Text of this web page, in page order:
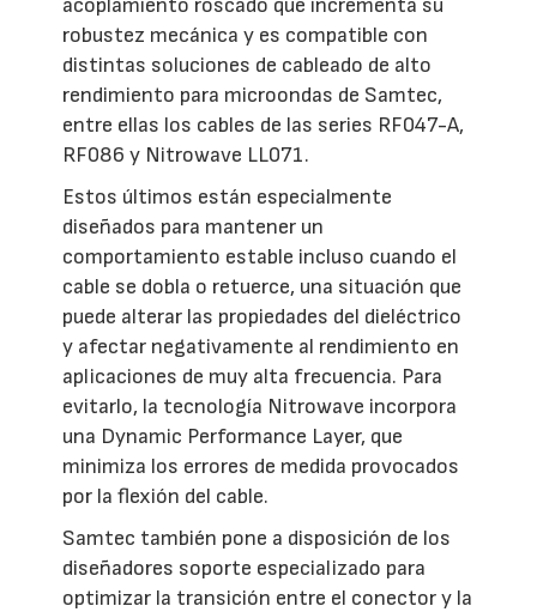
acoplamiento roscado que incrementa su
robustez mecánica y es compatible con
distintas soluciones de cableado de alto
rendimiento para microondas de Samtec,
entre ellas los cables de las series RF047-A,
RF086 y Nitrowave LL071.
Estos últimos están especialmente
diseñados para mantener un
comportamiento estable incluso cuando el
cable se dobla o retuerce, una situación que
puede alterar las propiedades del dieléctrico
y afectar negativamente al rendimiento en
aplicaciones de muy alta frecuencia. Para
evitarlo, la tecnología Nitrowave incorpora
una Dynamic Performance Layer, que
minimiza los errores de medida provocados
por la flexión del cable.
Samtec también pone a disposición de los
diseñadores soporte especializado para
optimizar la transición entre el conector y la